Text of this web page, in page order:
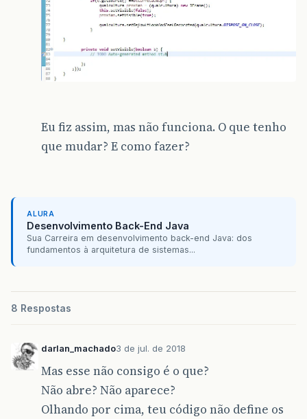
Eu fiz assim, mas não funciona. O que tenho
que mudar? E como fazer?
ALURA
Desenvolvimento Back-End Java
Sua Carreira em desenvolvimento back-end Java: dos
fundamentos à arquitetura de sistemas...
8 Respostas
darlan_machado3 de jul. de 2018
Mas esse não consigo é o que?
Não abre? Não aparece?
Olhando por cima, teu código não define os